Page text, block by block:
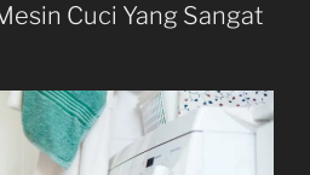
Cuci Yang Sangat